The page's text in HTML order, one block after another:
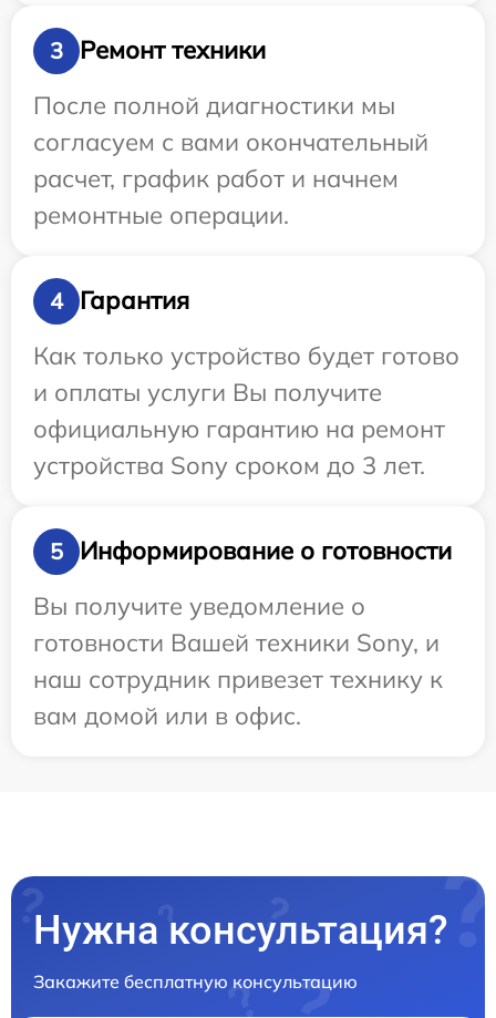
3
Ремонт техники
После полной диагностики мы
согласуем с вами окончательный
расчет, график работ и начнем
ремонтные операции.
4
Гарантия
Как только устройство будет готово
и оплаты услуги Вы получите
официальную гарантию на ремонт
устройства Sony сроком до 3 лет.
5
Информирование о готовности
Вы получите уведомление о
готовности Вашей техники Sony, и
наш сотрудник привезет технику к
вам домой или в офис.
Нужна консультация?
Закажите бесплатную консультацию